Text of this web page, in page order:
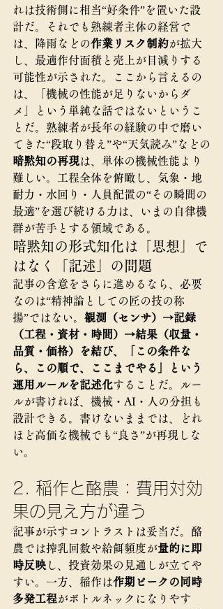
れは技術側に相当“好条件”を置いた設
計だ。それでも熟練者主体の経営で
は、降雨などの作業リスク制約が拡大
し、最適作付面積と売上が目減りする
可能性が示された。ここから言えるの
は、「機械の性能が足りないからダ
メ」という単純な話ではないというこ
とだ。熟練者が長年の経験の中で磨い
てきた“段取り替え”や“天気読み”などの
暗黙知の再現は、単体の機械性能より
難しい。工程全体を俯瞰し、気象・地
耐力・水回り・人員配置の“その瞬間の
最適”を選び続ける力は、いまの自律機
群が苦手とする領域である。
暗黙知の形式知化は「思想」で
はなく「記述」の問題
記事の含意をさらに進めるなら、必要
なのは“精神論としての匠の技の称
揚”ではない。 観測（センサ）→記録
（工程・資材・時間）→結果（収量・
品質・価格）を結び、「この条件な
ら、この順で、ここまでやる」という
運用ルールを記述化することだ。ルー
ルが書ければ、機械・AI・人の分担も
設計できる。書けないままでは、どれ
ほど高価な機械でも“良さ”が再現しな
い。
2. 稲作と酪農：費用対効
果の見え方が違う
記事が示すコントラストは妥当だ。酪
農では搾乳回数や給餌頻度が量的に即
時反映 し、投資効果の見通しが立てや
すい。一方、稲作は作期ピークの同時
多発工程がボトルネックになりやす